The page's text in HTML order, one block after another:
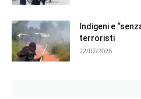
Indigeni e
terroristi
22/07/2026